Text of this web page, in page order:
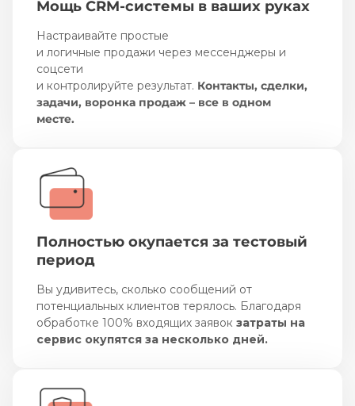
Мощь CRM-системы в ваших руках
Настраивайте простые
и логичные продажи через мессенджеры и
соцсети
и контролируйте результат. Контакты, сделки,
задачи, воронка продаж – все в одном
месте.
Полностью окупается за тестовый
период
Вы удивитесь, сколько сообщений от
потенциальных клиентов терялось. Благодаря
обработке 100% входящих заявок затраты на
сервис окупятся за несколько дней.